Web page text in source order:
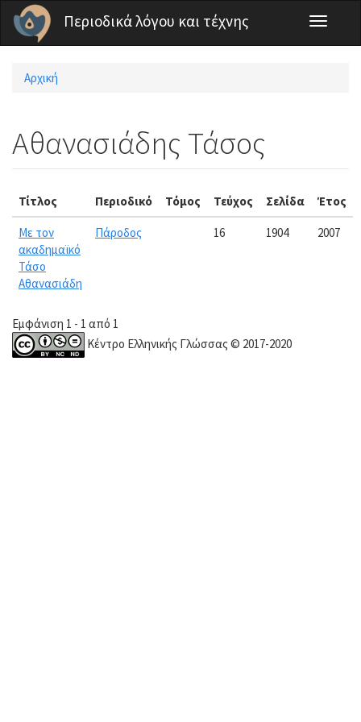
Παράκαμψη προς το κυρίως περιεχόμενο
Περιοδικά λόγου και τέχνης
Toggle
Είστε εδώ
Αρχική
Αθανασιάδης Τάσος
Τίτλος Περιοδικό Τόμος Τεύχος Σελίδα Έτος
Με τον
ακαδημαϊκό
Τάσο
Αθανασιάδη
Πάροδος 16 1904 2007
Εμφάνιση 1 - 1 από 1
Κέντρο Ελληνικής Γλώσσας © 2017-2020